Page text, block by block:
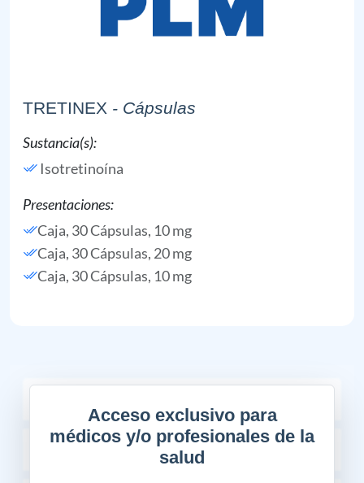
TRETINEX - Cápsulas
Sustancia(s):
Isotretinoína
Presentaciones:
Caja, 30 Cápsulas, 10 mg
Caja, 30 Cápsulas, 20 mg
Caja, 30 Cápsulas, 10 mg
Acceso exclusivo para
médicos y/o profesionales de la
salud
CÓDIGO MIPRES